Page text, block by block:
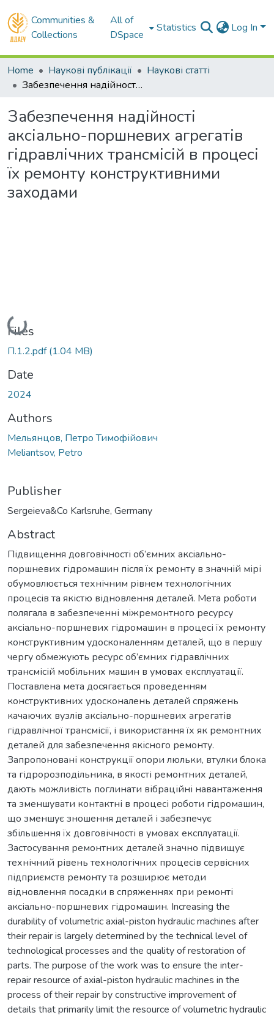
Communities &
Collections
All of
DSpace
Statistics Log In
Home Наукові публікації
Наукові статті
Забезпечення надійності аксіально-поршневих агрегатів гідравлічних трансмісій в процесі їх ремонту конструктивними заходами
Забезпечення надійності
аксіально-поршневих агрегатів
гідравлічних трансмісій в процесі
їх ремонту конструктивними
заходами
Loading...
Files
П.1.2.pdf(1.04 MB)
Date
2024
Authors
Мельянцов, Петро Тимофійович
Meliantsov, Petro
Publisher
Sergeieva&Co Karlsruhe, Germany
Abstract
Підвищення довговічності об’ємних аксіально-
поршневих гідромашин після їх ремонту в значній мірі
обумовлюється технічним рівнем технологічних
процесів та якістю відновлення деталей. Мета роботи
полягала в забезпеченні міжремонтного ресурсу
аксіально-поршневих гідромашин в процесі їх ремонту
конструктивним удосконаленням деталей, що в першу
чергу обмежують ресурс об’ємних гідравлічних
трансмісій мобільних машин в умовах експлуатації.
Поставлена мета досягається проведенням
конструктивних удосконалень деталей спряжень
качаючих вузлів аксіально-поршневих агрегатів
гідравлічної трансмісії, і використання їх як ремонтних
деталей для забезпечення якісного ремонту.
Запропоновані конструкції опори люльки, втулки блока
та гідророзподільника, в якості ремонтних деталей,
дають можливість поглинати вібраційні навантаження
та зменшувати контактні в процесі роботи гідромашин,
що зменшує зношення деталей і забезпечує
збільшення їх довговічності в умовах експлуатації.
Застосування ремонтних деталей значно підвищує
технічний рівень технологічних процесів сервісних
підприємств ремонту та розширює методи
відновлення посадки в спряженнях при ремонті
аксіально-поршневих гідромашин. Increasing the
durability of volumetric axial-piston hydraulic machines after
their repair is largely determined by the technical level of
technological processes and the quality of restoration of
parts. The purpose of the work was to ensure the inter-
repair resource of axial-piston hydraulic machines in the
process of their repair by constructive improvement of
details that primarily limit the resource of volumetric hydraulic